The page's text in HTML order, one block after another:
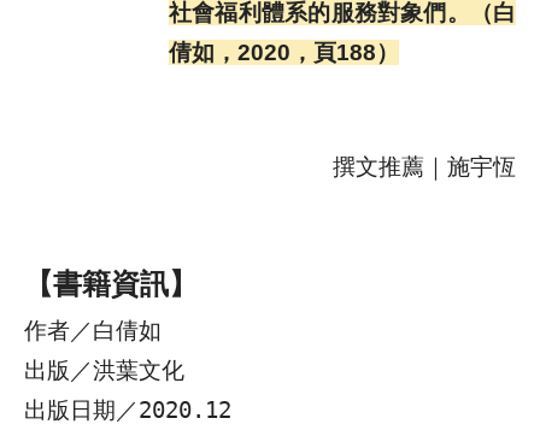
社會福利體系的服務對象們。（白
倩如，2020，頁188）
撰文推薦｜施宇恆
【書籍資訊】
作者／白倩如
出版／洪葉文化
出版日期／2020.12